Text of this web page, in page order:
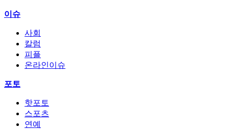
이슈
사회
칼럼
피플
온라인이슈
포토
핫포토
스포츠
연예